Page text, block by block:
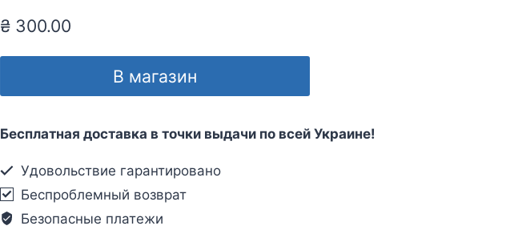
₴300.00
В магазин
Бесплатная доставка в точки выдачи по всей Украине!
Удовольствие гарантировано
Беспроблемный возврат
Безопасные платежи